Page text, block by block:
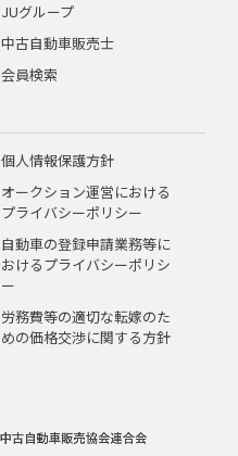
JUグループ
中古自動車販売士
会員検索
個人情報保護方針
オークション運営における
プライバシーポリシー
自動車の登録申請業務等に
おけるプライバシーポリシ
ー
労務費等の適切な転嫁のた
めの価格交渉に関する方針